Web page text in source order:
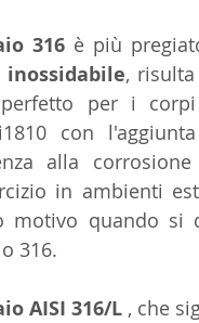
316 è più
inossidabile,
per i corpi
con
alla
in ambienti
motivo quando si
316.
AISI 316/L , che